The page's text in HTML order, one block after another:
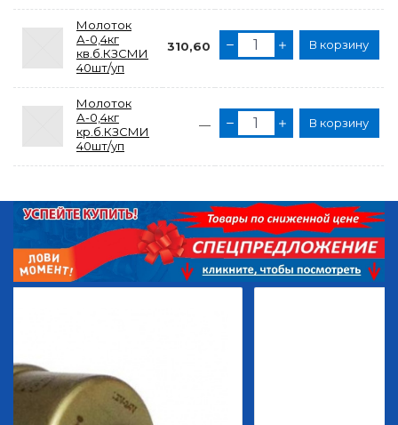
Молоток
А-0,4кг
кв.б.КЗСМИ
40шт/уп
310,60 В корзину
Молоток
А-0,4кг
кр.б.КЗСМИ
40шт/уп
— В корзину